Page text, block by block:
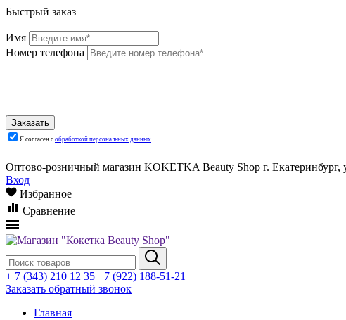
Быстрый заказ
Имя
Номер телефона
Я согласен с обработкой персональных данных
Оптово-розничный магазин KOKETKA Beauty Shop г. Екатеринбург,
Вход
Избранное
Сравнение
+ 7 (343) 210 12 35 +7 (922) 188-51-21
Заказать обратный звонок
Главная